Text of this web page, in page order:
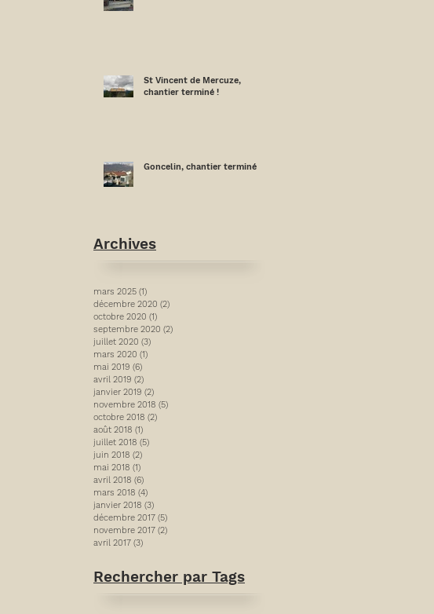
St Vincent de Mercuze,
chantier terminé !
Goncelin, chantier terminé
Archives
mars 2025 (1)
décembre 2020 (2)
octobre 2020 (1)
septembre 2020 (2)
juillet 2020 (3)
mars 2020 (1)
mai 2019 (6)
avril 2019 (2)
janvier 2019 (2)
novembre 2018 (5)
octobre 2018 (2)
août 2018 (1)
juillet 2018 (5)
juin 2018 (2)
mai 2018 (1)
avril 2018 (6)
mars 2018 (4)
janvier 2018 (3)
décembre 2017 (5)
novembre 2017 (2)
avril 2017 (3)
Rechercher par Tags